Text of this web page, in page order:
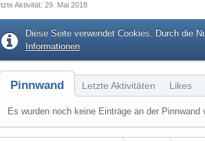
Aktivität 29. Mai 2018
Diese Seite verwendet Cookies. Durch die
Informationen
Pinnwand Letzte Aktivitäten Likes
Es wurden noch keine Einträge an der Pinnwand